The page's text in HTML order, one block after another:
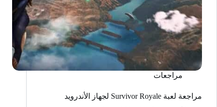
مراجعات
مراجعة لعبة Survivor Royale لجهاز الأندرويد